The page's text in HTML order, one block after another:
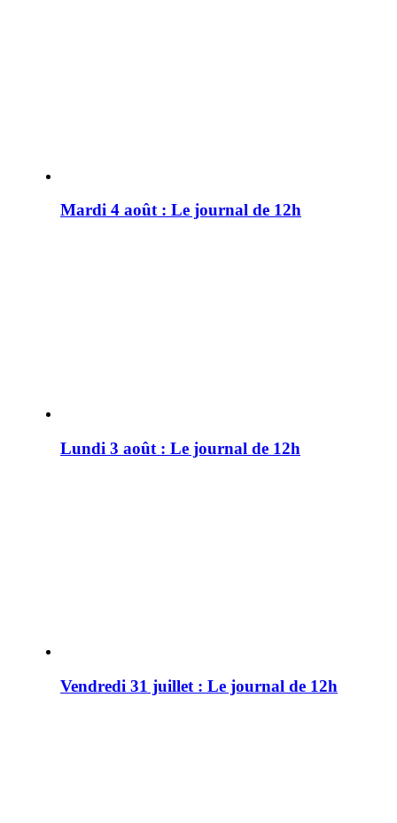
Mardi 4 août : Le journal de 12h
Lundi 3 août : Le journal de 12h
Vendredi 31 juillet : Le journal de 12h